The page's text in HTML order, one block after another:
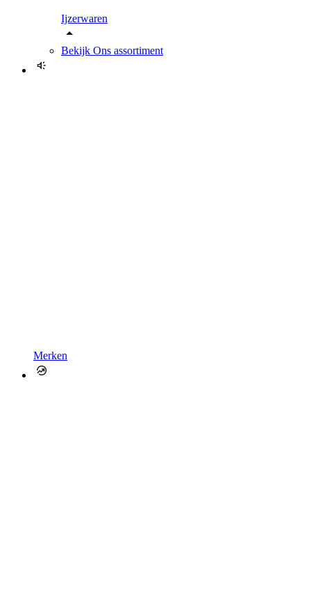
Ijzerwaren
Bekijk Ons assortiment
Merken